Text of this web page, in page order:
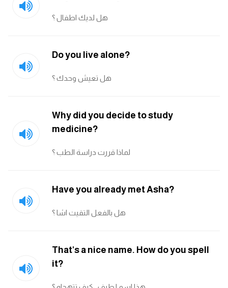
هل لديك اطفال ؟
Do you live alone?
هل تعيش وحدك ؟
Why did you decide to study
medicine?
لماذا قررت دراسة الطب ؟
Have you already met Asha?
هل بالفعل التقيت اشا ؟
That's a nice name. How do you spell
it?